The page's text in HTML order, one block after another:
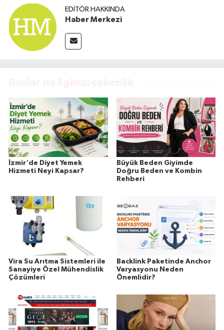
EDITÖR HAKKINDA
Haber Merkezi
İzmir'de Diyet Yemek
Hizmeti Neyi Kapsar?
Büyük Beden Giyimde
Doğru Beden ve Kombin
Rehberi
Vira Su Arıtma Sistemleri ile
Sanayiye Özel Mühendislik
Çözümleri
Backlink Paketinde Anchor
Varyasyonu Neden
Önemlidir?